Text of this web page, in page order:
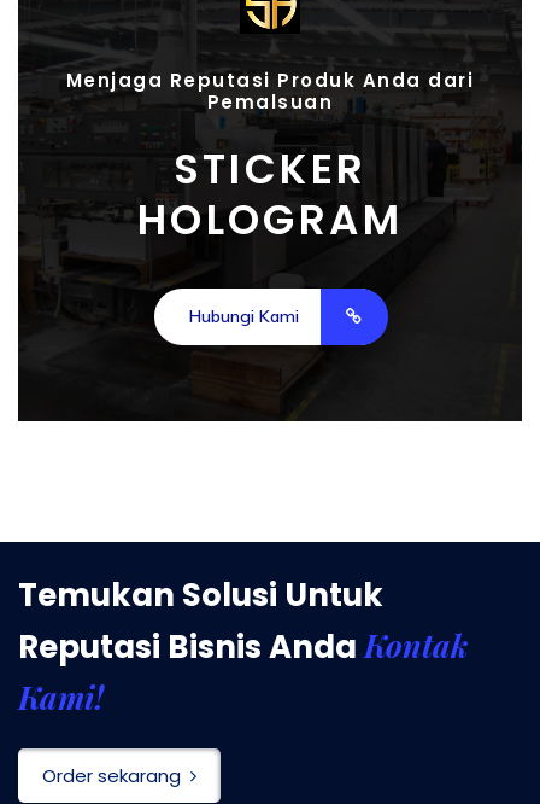
Menjaga Reputasi Produk Anda dari
Pemalsuan
STICKER
HOLOGRAM
Hubungi Kami
Temukan Solusi Untuk
Reputasi Bisnis AndaKontak
Kami!
Order sekarang